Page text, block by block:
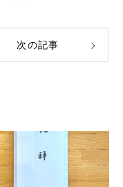
次の記事